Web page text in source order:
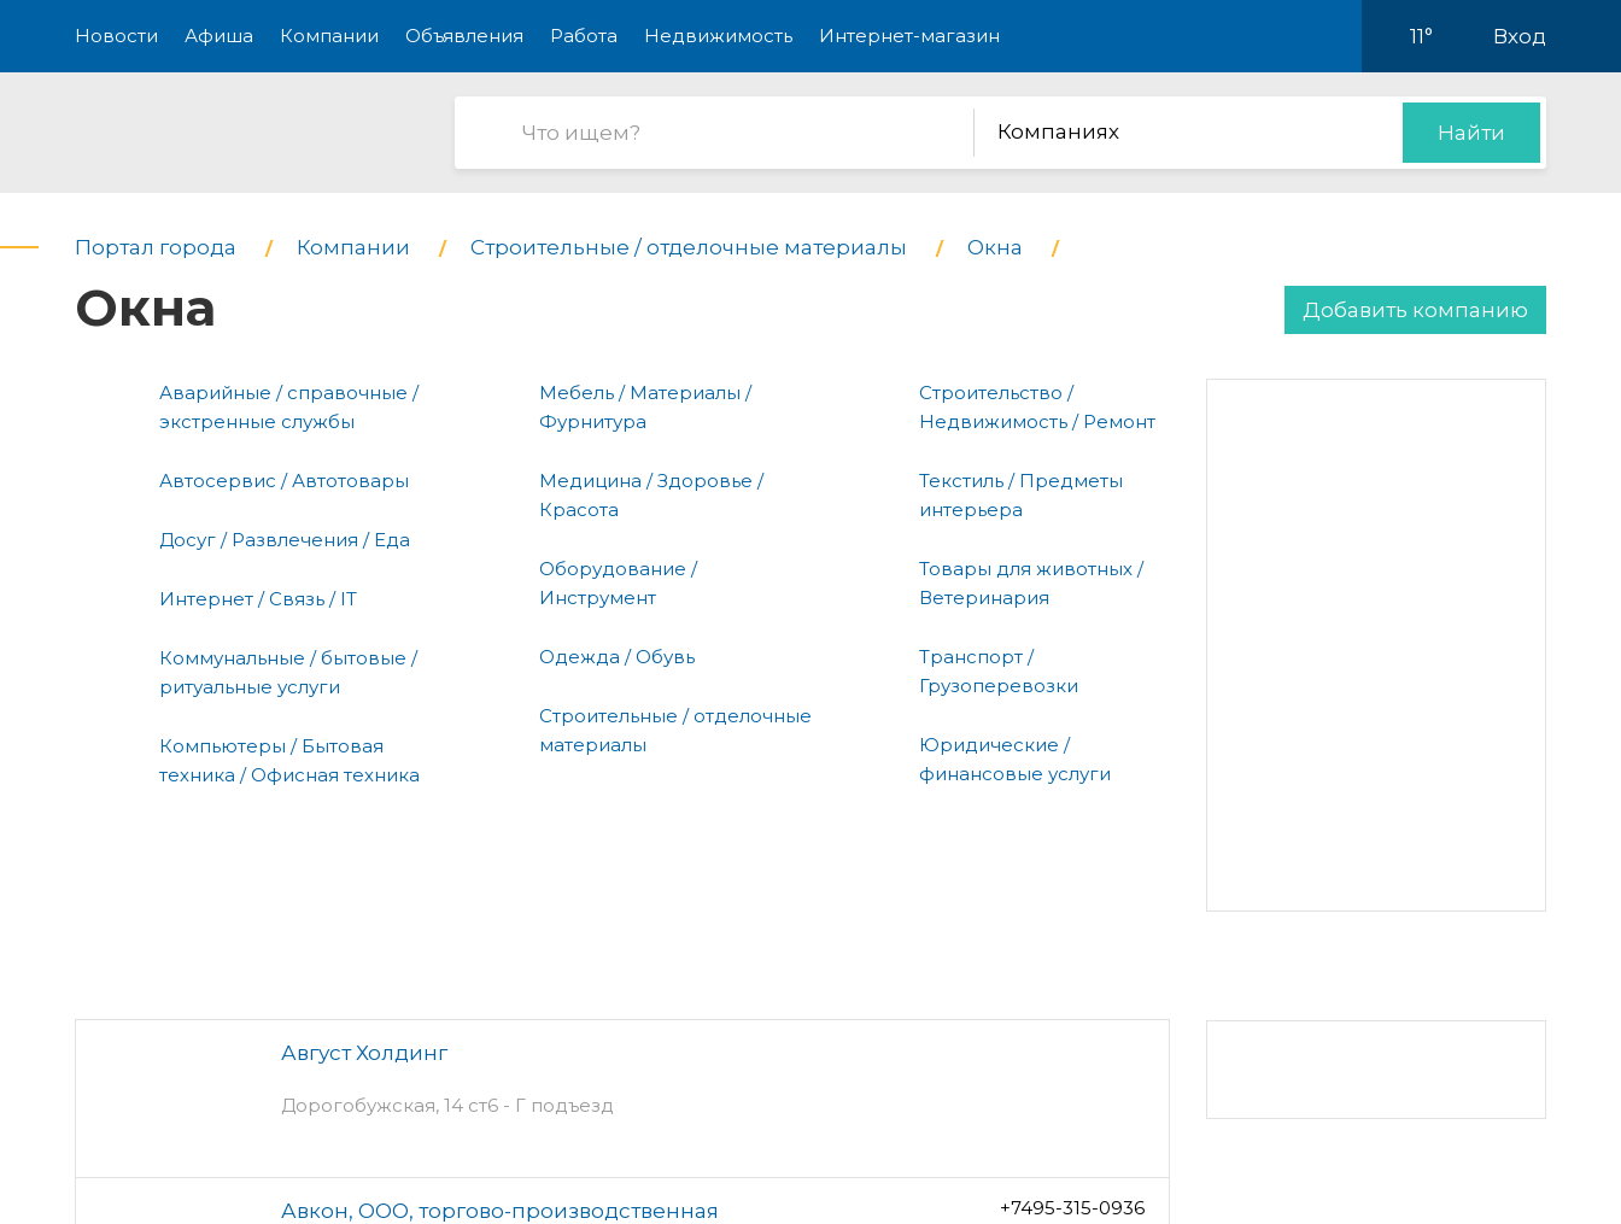
Новости Афиша Компании Объявления Работа Недвижимость Интернет-магазин 11° Вход
Компаниях Найти
Портал города Компании Строительные / отделочные материалы Окна
Окна Добавить компанию
Аварийные / справочные /
экстренные службы
Автосервис / Автотовары
Досуг / Развлечения / Еда
Интернет / Связь / IT
Коммунальные / бытовые /
ритуальные услуги
Компьютеры / Бытовая
техника / Офисная техника
Мебель / Материалы /
Фурнитура
Медицина / Здоровье /
Красота
Оборудование /
Инструмент
Одежда / Обувь
Строительные / отделочные
материалы
Строительство /
Недвижимость / Ремонт
Текстиль / Предметы
интерьера
Товары для животных /
Ветеринария
Транспорт /
Грузоперевозки
Юридические /
финансовые услуги
Август Холдинг
Дорогобужская, 14 ст6 - Г подъезд
Авкон, ООО, торгово-производственная
+7495-315-0936